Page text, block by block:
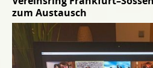
zum Austausch